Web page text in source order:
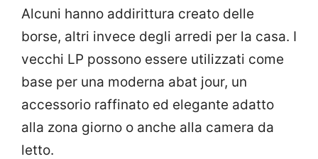
Alcuni hanno addirittura creato delle
borse, altri invece degli arredi per la casa. I
vecchi LP possono essere utilizzati come
base per una moderna abat jour, un
accessorio raffinato ed elegante adatto
alla zona giorno o anche alla camera da
letto.